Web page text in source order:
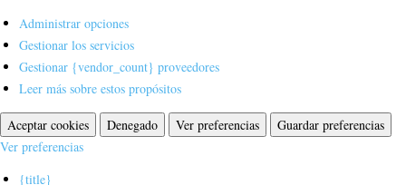
Administrar opciones
Gestionar los servicios
Gestionar {vendor_count} proveedores
Leer más sobre estos propósitos
Aceptar cookies Denegado Ver preferencias
Guardar preferencias
Ver preferencias
{title}